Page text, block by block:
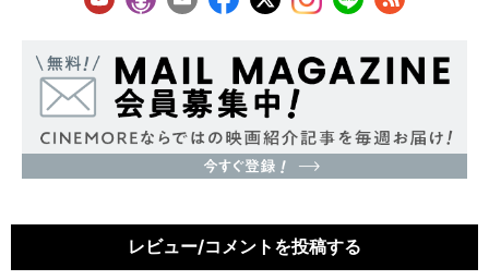
レビュー/コメントを投稿する